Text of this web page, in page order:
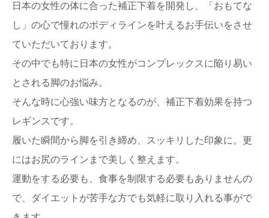
日本の女性の体に合った補正下着を開発し、「おもてな
し」の心で憧れのボディラインを叶えるお手伝いをさせ
ていただいております。
その中でも特に日本の女性がコンプレックスに陥り易い
とされる脚のお悩み。
そんな時に心強い味方となるのが、補正下着効果を持つ
レギンスです。
履いた瞬間から脚を引き締め、スッキリした印象に。更
にはお尻のラインまで美しく整えます。
運動をする必要も、食事を制限する必要もありませんの
で、ダイエットが苦手な方でも気軽に取り入れる事がで